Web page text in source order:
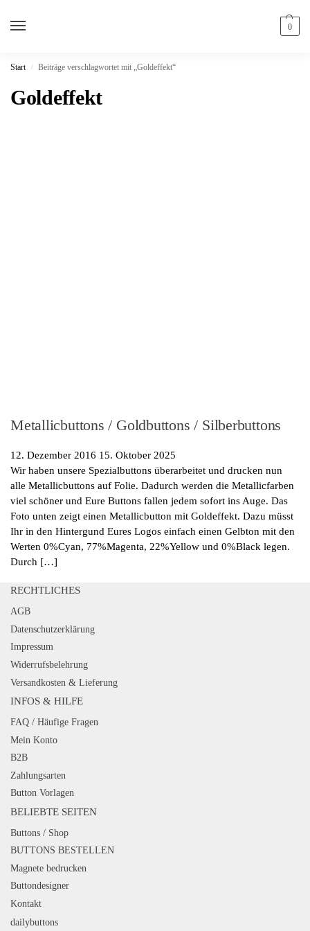
0
Start / Beiträge verschlagwortet mit „Goldeffekt“
Goldeffekt
Metallicbuttons / Goldbuttons / Silberbuttons
12. Dezember 2016 15. Oktober 2025
Wir haben unsere Spezialbuttons überarbeitet und drucken nun
alle Metallicbuttons auf Folie. Dadurch werden die Metallicfarben
viel schöner und Eure Buttons fallen jedem sofort ins Auge. Das
Foto unten zeigt einen Metallicbutton mit Goldeffekt. Dazu müsst
Ihr in den Hintergund Eures Logos einfach einen Gelbton mit den
Werten 0%Cyan, 77%Magenta, 22%Yellow und 0%Black legen.
Durch […]
RECHTLICHES
AGB
Datenschutzerklärung
Impressum
Widerrufsbelehrung
Versandkosten & Lieferung
INFOS & HILFE
FAQ / Häufige Fragen
Mein Konto
B2B
Zahlungsarten
Button Vorlagen
BELIEBTE SEITEN
Buttons / Shop
BUTTONS BESTELLEN
Magnete bedrucken
Buttondesigner
Kontakt
dailybuttons